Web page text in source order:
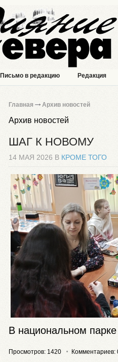
Письмо в редакцию Редакция
Главная Архив новостей
Архив новостей
ШАГ К НОВОМУ
14 МАЯ 2026 В КРОМЕ ТОГО
В национальном
Просмотров: 1420 Комментариев: